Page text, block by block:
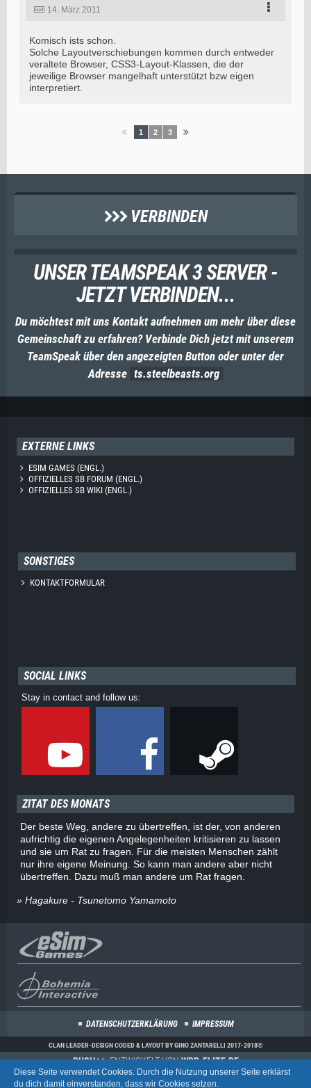
14. März 2011
Komisch ists schon.
Solche Layoutverschiebungen kommen durch entweder
veraltete Browser, CSS3-Layout-Klassen, die der
jeweilige Browser mangelhaft unterstützt bzw eigen
interpretiert.
1 2 3
VERBINDEN
UNSER TEAMSPEAK 3 SERVER -
JETZT VERBINDEN...
Du möchtest mit uns Kontakt aufnehmen um mehr über diese
Gemeinschaft zu erfahren? Verbinde Dich jetzt mit unserem
TeamSpeak über den angezeigten Button oder unter der
Adresse ts.steelbeasts.org
EXTERNE LINKS
ESIM GAMES (ENGL.)
OFFIZIELLES SB FORUM (ENGL.)
OFFIZIELLES SB WIKI (ENGL.)
SONSTIGES
KONTAKTFORMULAR
SOCIAL LINKS
Stay in contact and follow us:
ZITAT DES MONATS
Der beste Weg, andere zu übertreffen, ist der, von anderen
aufrichtig die eigenen Angelegenheiten kritisieren zu lassen
und sie um Rat zu fragen. Für die meisten Menschen zählt
nur ihre eigene Meinung. So kann man andere aber nicht
übertreffen. Dazu muß man andere um Rat fragen.
» Hagakure - Tsunetomo Yamamoto
DATENSCHUTZERKLÄRUNG IMPRESSUM
CLAN LEADER-DESIGN CODED & LAYOUT BY GINO ZANTARELLI 2017-2018©
PUSH++, ENTWICKELT VONWBB-ELITE.DE
COMMUNITY-SOFTWARE:WOLTLAB SUITE™
Diese Seite verwendet Cookies. Durch die Nutzung unserer Seite erklärst
du dich damit einverstanden, dass wir Cookies setzen.